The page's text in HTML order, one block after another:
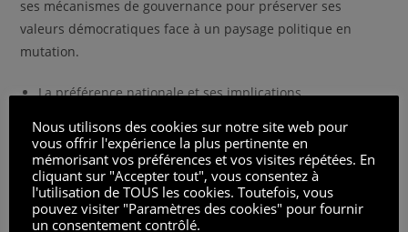
ses mécanismes de gouvernance pour préserver ses
valeurs démocratiques face à un paysage politique en
mutation.
La préférence nationale et ses implications
Les risques d’isolement de la France au sein de l’UE
La nécessité de maintenir un équilibre entre les
pouvoirs pour protéger la démocratie
Le débat autour des interactions entre les sphères
Nous utilisons des cookies sur notre site web pour
vous offrir l'expérience la plus pertinente en
mémorisant vos préférences et vos visites répétées. En
cliquant sur "Accepter tout", vous consentez à
l'utilisation de TOUS les cookies. Toutefois, vous
pouvez visiter "Paramètres des cookies" pour fournir
un consentement contrôlé.